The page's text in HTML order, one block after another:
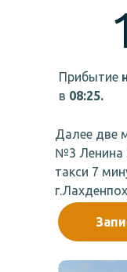
Прибытие
в 08:25.
Далее две
№3 Ленина
такси 7